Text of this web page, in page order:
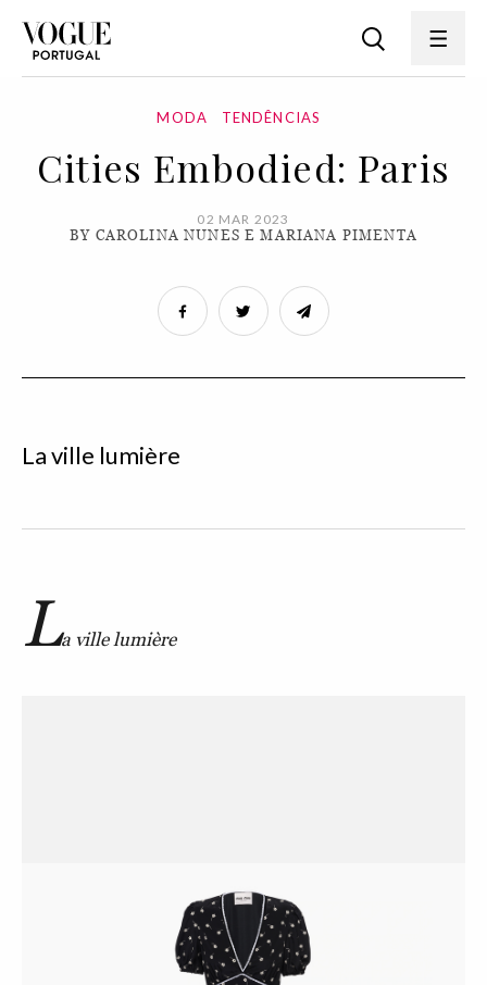
MODA TENDÊNCIAS
Cities Embodied: Paris
02 MAR 2023
BY CAROLINA NUNES E MARIANA PIMENTA
La ville lumière
La ville lumière